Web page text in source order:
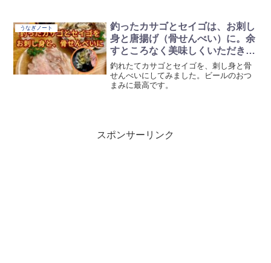
うなぎノート
釣ったカサゴとセイゴは、お刺し
身と唐揚げ（骨せんべい）に。余
すところなく美味しくいただきま
した。
釣れたてカサゴとセイゴを、刺し身と骨
せんべいにしてみました。ビールのおつ
まみに最高です。
スポンサーリンク